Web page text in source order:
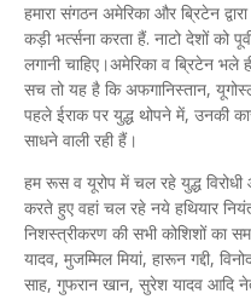
हमारा संगठन अमेरिका और ब्रिटेन
कड़ी भर्त्सना करता हैं. नाटो देशों को
लगानी चाहिए।अमेरिका व ब्रिटेन भले
सच तो यह है कि अफगानिस्तान,
पहले ईराक पर युद्ध थोपने में, उनकी
साधने वाली रही हैं।
हम रूस व यूरोप में चल रहे युद्ध
करते हुए वहां चल रहे नये हथियार
निशस्त्रीकरण की सभी कोशिशों का
यादव, मुजम्मिल मियां, हारून गद्दी,
साह, गुफरान खान, सुरेश यादव आदि